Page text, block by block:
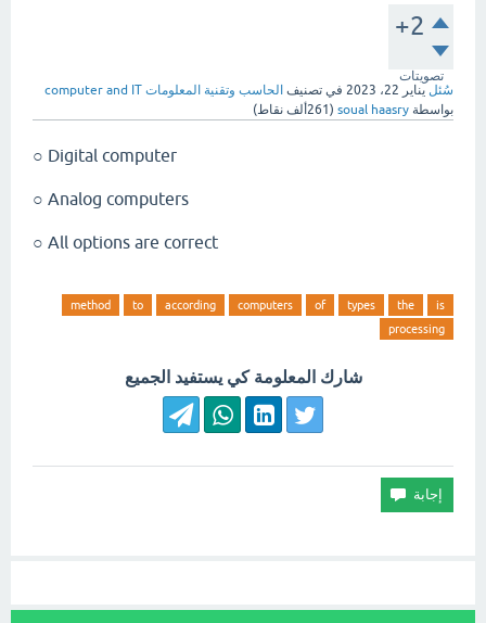
+2
تصويتات
سُئل يناير 22، 2023 في تصنيف الحاسب وتقنية المعلومات computer and IT
بواسطة soual haasry
( 261ألف نقاط)
Digital computer ○
Analog computers ○
All options are correct ○
is
the
types
of
computers
according
to
method
processing
شارك المعلومة كي يستفيد الجميع